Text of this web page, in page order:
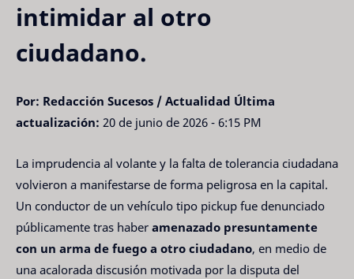
intimidar al otro
ciudadano.
Por: Redacción Sucesos / Actualidad Última
actualización: 20 de junio de 2026 - 6:15 PM
La imprudencia al volante y la falta de tolerancia ciudadana
volvieron a manifestarse de forma peligrosa en la capital.
Un conductor de un vehículo tipo pickup fue denunciado
públicamente tras haber amenazado presuntamente
con un arma de fuego a otro ciudadano, en medio de
una acalorada discusión motivada por la disputa del